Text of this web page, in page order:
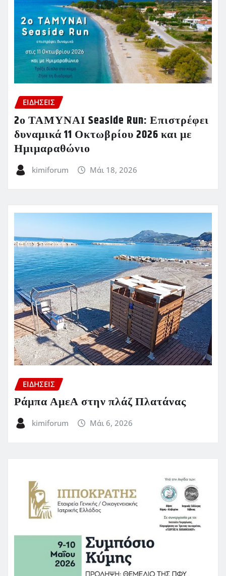
ΕΙΔΗΣΕΙΣ
2ο ΤΑΜΥΝΑΙ Seaside Run: Επιστρέφει
δυναμικά 11 Οκτωβρίου 2026 και με
Ημιμαραθώνιο
kimiforum Μάι 18, 2026
ΕΙΔΗΣΕΙΣ
Ράμπα ΑμεΑ στην πλάζ Πλατάνας
kimiforum Μάι 6, 2026